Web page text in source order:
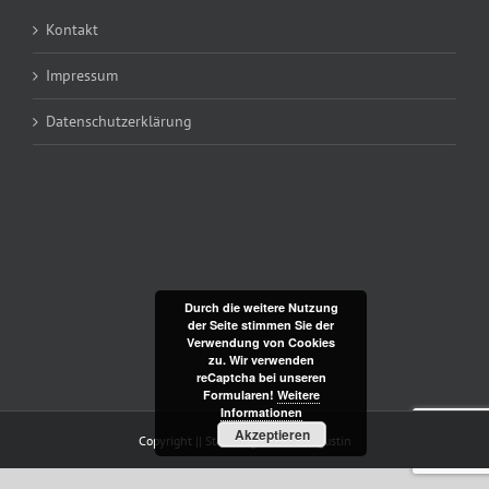
Kontakt
Impressum
Datenschutzerklärung
Copyright || Staudengärtnerei Augustin
Durch die weitere Nutzung
der Seite stimmen Sie der
Verwendung von Cookies
zu. Wir verwenden
reCaptcha bei unseren
Formularen! Weitere
Informationen
Akzeptieren